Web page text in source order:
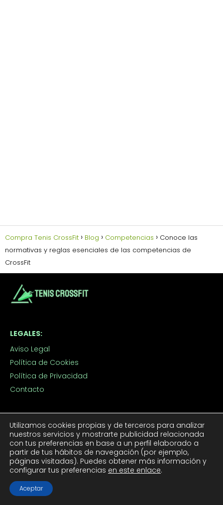
Compra Tenis CrossFit Blog Competencias
Conoce las
normativas y reglas esenciales de las competencias de
CrossFit
LEGALES:
Aviso Legal
Política de Cookies
Política de Privacidad
Contacto
Tenis CrossFit Hombre
Tenis CrossFit Mujer
Outlet
Utilizamos cookies propias y de terceros para analizar
nuestros servicios y mostrarte publicidad relacionada
con tus preferencias en base a un perfil elaborado a
partir de tus hábitos de navegación (por ejemplo,
páginas visitadas). Puedes obtener más información y
configurar tus preferencias en este enlace.
Aceptar